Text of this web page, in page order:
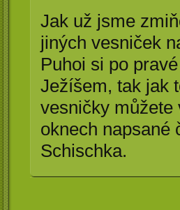
Jak už jsme
jiných vesniček
Puhoi si po
Ježíšem, tak jak
vesničky můžete
oknech napsané
Schischka.